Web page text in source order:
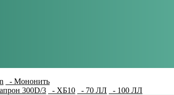
- Мононить
300D/3 - ХБ10 - 70 ЛЛ
- 100 ЛЛ